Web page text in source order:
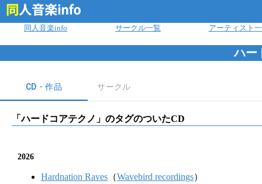
同人音楽info サークル一覧 アーティスト
ハー
CD・作品 サークル
「ハードコアテクノ 」のタグのついたCD
2026
Hardnation Raves （Wavebird recordings）